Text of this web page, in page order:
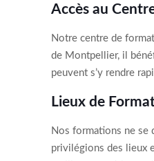
Accès au
Notre centre de
de Montpellier, il
peuvent s’y rendre
Lieux de
Nos formations ne se
privilégions des lieux